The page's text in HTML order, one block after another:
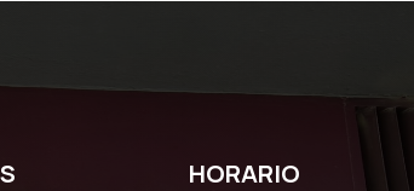
HORARIO